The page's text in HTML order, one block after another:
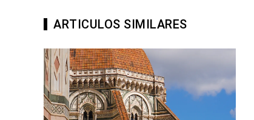
ARTICULOS SIMILARES